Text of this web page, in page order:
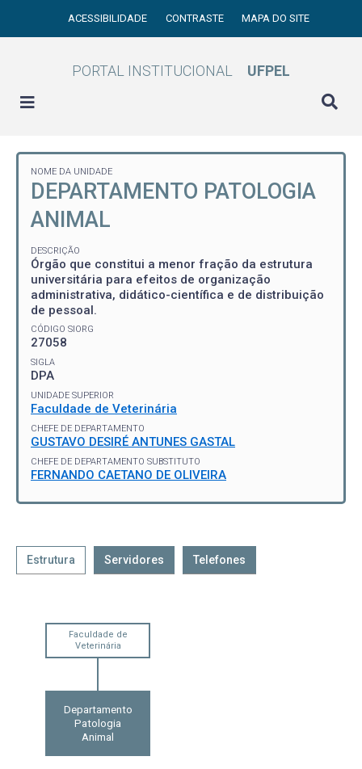
ACESSIBILIDADE CONTRASTE MAPA DO SITE
PORTAL INSTITUCIONAL UFPEL
NOME DA UNIDADE
DEPARTAMENTO PATOLOGIA
ANIMAL
DESCRIÇÃO
Órgão que constitui a menor fração da estrutura
universitária para efeitos de organização
administrativa, didático-científica e de distribuição
de pessoal.
CÓDIGO SIORG
27058
SIGLA
DPA
UNIDADE SUPERIOR
Faculdade de Veterinária
CHEFE DE DEPARTAMENTO
GUSTAVO DESIRÉ ANTUNES GASTAL
CHEFE DE DEPARTAMENTO SUBSTITUTO
FERNANDO CAETANO DE OLIVEIRA
Estrutura Servidores Telefones
Faculdade de
Veterinária
Departamento
Patologia
Animal